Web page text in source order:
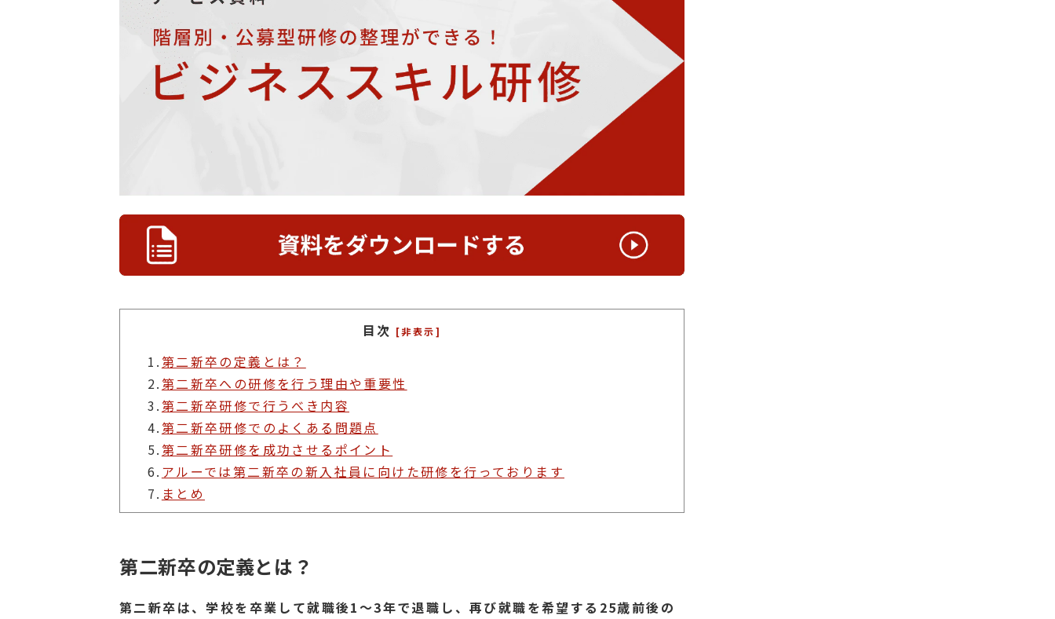
目次 [非表示]
1.第二新卒の定義とは？
2.第二新卒への研修を行う理由や重要性
3.第二新卒研修で行うべき内容
4.第二新卒研修でのよくある問題点
5.第二新卒研修を成功させるポイント
6. アルーでは第二新卒の新入社員に向けた研修を行っております
7. まとめ
第二新卒の定義とは？
第二新卒は、学校を卒業して就職後1〜3年で退職し、再び就職を希望する25歳前後の